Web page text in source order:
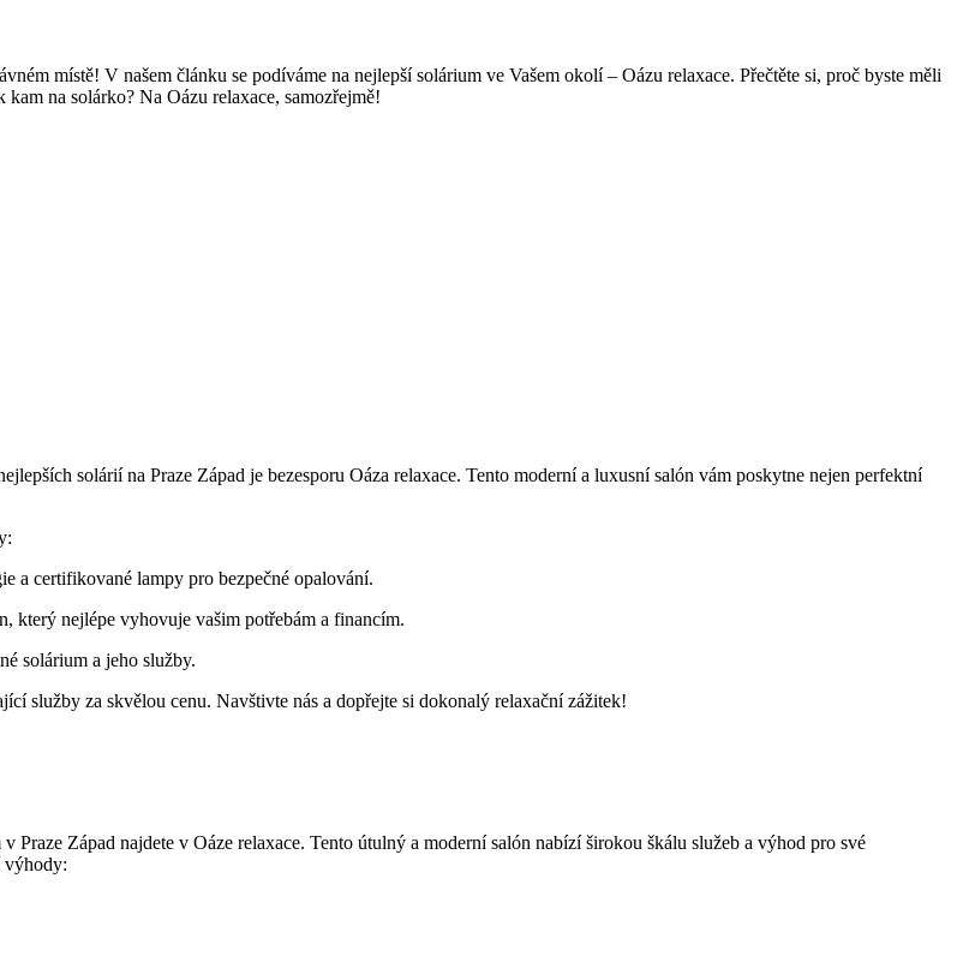
místě! V našem článku se podíváme na nejlepší solárium ve Vašem okolí – Oázu ⁣relaxace. Přečtěte si, proč‍ byste měli
na solárko? Na Oázu relaxace, ⁤samozřejmě!
solárií na Praze Západ je bezesporu Oáza relaxace. Tento moderní a luxusní⁤ salón vám ⁢poskytne nejen perfektní
a certifikované lampy pro bezpečné opalování.
který nejlépe vyhovuje‌ vašim potřebám a⁢ financím.
⁢solárium a⁤ jeho služby.
služby za skvělou cenu. Navštivte nás a dopřejte si dokonalý relaxační​ zážitek!
Západ najdete v ⁢Oáze relaxace. ⁢Tento⁢ útulný a moderní salón nabízí širokou škálu služeb a výhod pro své
‌výhody: